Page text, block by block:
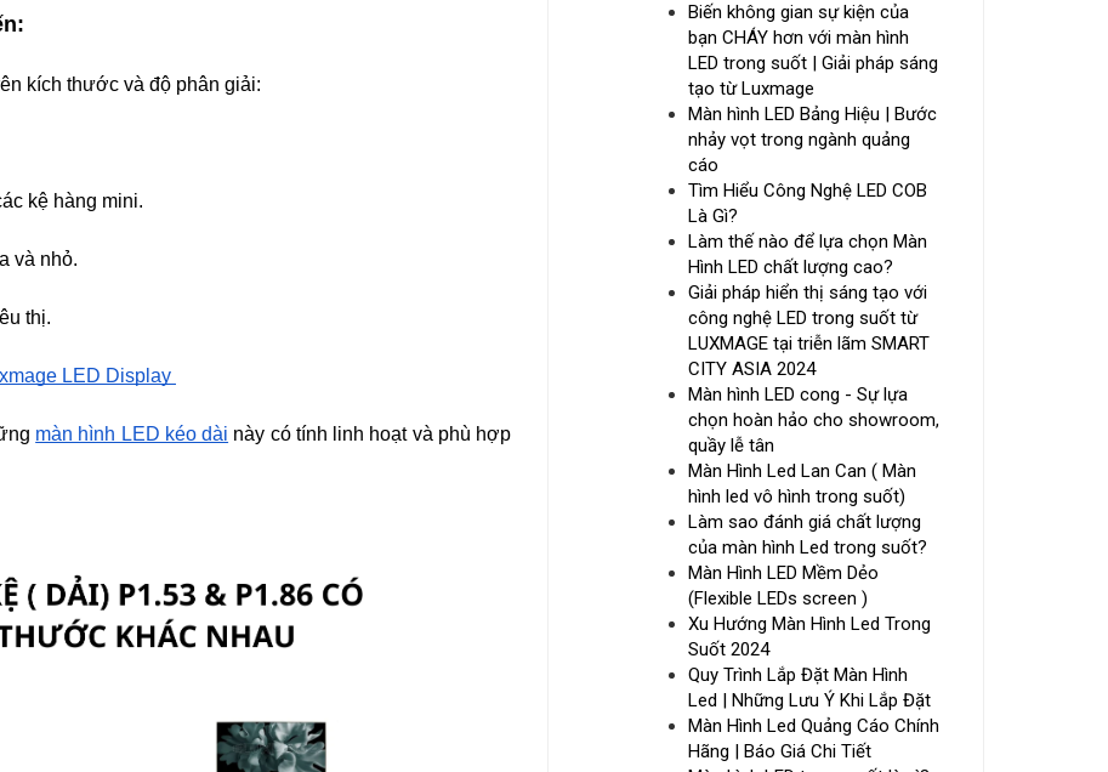
kích thước và độ phân giải:
kệ hàng mini.
và nhỏ.
thị.
LED Display
màn hình LED kéo dài này có tính linh hoạt và phù hợp
Biến không gian sự kiện của
bạn CHÁY hơn với màn hình
LED trong suốt | Giải pháp sáng
tạo từ Luxmage
Màn hình LED Bảng Hiệu | Bước
nhảy vọt trong ngành quảng
cáo
Tìm Hiểu Công Nghệ LED COB
Là Gì?
Làm thế nào để lựa chọn Màn
Hình LED chất lượng cao?
Giải pháp hiển thị sáng tạo với
công nghệ LED trong suốt từ
LUXMAGE tại triễn lãm SMART
CITY ASIA 2024
Màn hình LED cong - Sự lựa
chọn hoàn hảo cho showroom,
quầy lễ tân
Màn Hình Led Lan Can ( Màn
hình led vô hình trong suốt)
Làm sao đánh giá chất lượng
của màn hình Led trong suốt?
Màn Hình LED Mềm Dẻo
(Flexible LEDs screen )
Xu Hướng Màn Hình Led Trong
Suốt 2024
Quy Trình Lắp Đặt Màn Hình
Led | Những Lưu Ý Khi Lắp Đặt
Màn Hình Led Quảng Cáo Chính
Hãng | Báo Giá Chi Tiết